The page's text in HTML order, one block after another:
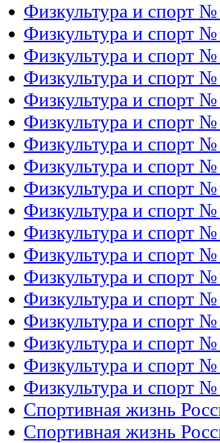
Физкультура и спорт
Физкультура и спорт
Физкультура и спорт
Физкультура и спорт
Физкультура и спорт
Физкультура и спорт
Физкультура и спорт
Физкультура и спорт
Физкультура и спорт
Физкультура и спорт
Физкультура и спорт
Физкультура и спорт
Физкультура и спорт
Физкультура и спорт
Физкультура и спорт
Физкультура и спорт
Физкультура и спорт
Физкультура и спорт
Спортивная жизнь
Спортивная жизнь